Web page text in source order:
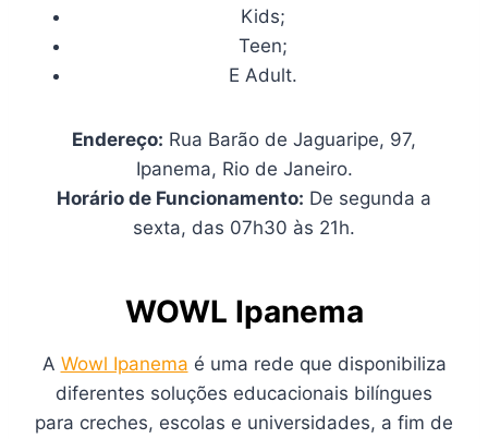
Kids;
Teen;
E Adult.
Endereço: Rua Barão de Jaguaripe, 97,
Ipanema, Rio de Janeiro.
Horário de Funcionamento: De segunda a
sexta, das 07h30 às 21h.
WOWL Ipanema
A Wowl Ipanema é uma rede que disponibiliza
diferentes soluções educacionais bilíngues
para creches, escolas e universidades, a fim de